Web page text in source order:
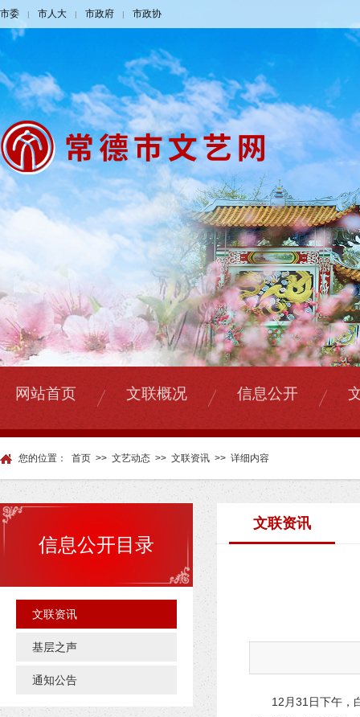
市委 | 市人大 | 市政府 | 市政协
网站首页 文联概况 信息公开
您的位置： 首页 >> 文艺动态 >> 文联资讯 >> 详细内容
信息公开目录
文联资讯
基层之声
通知公告
文联资讯
12月31日下午，